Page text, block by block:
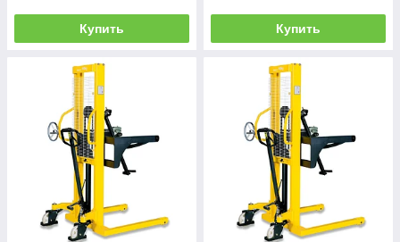
Купить Купить